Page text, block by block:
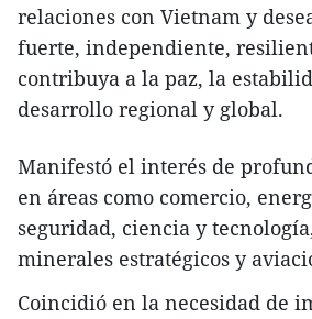
relaciones con Vietnam y
fuerte, independiente,
contribuya a la paz, la
desarrollo regional y global.
Manifestó el interés de
en áreas como comercio,
seguridad, ciencia y
minerales estratégicos y
Coincidió en la necesidad de